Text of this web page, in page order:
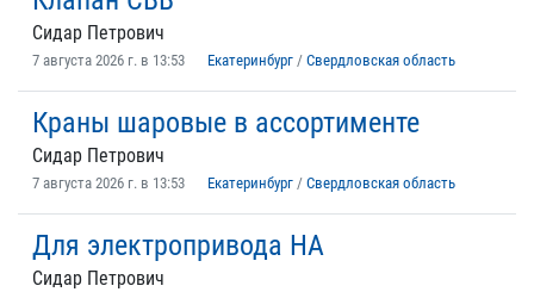
Сидар Петрович
7 августа 2026 г. в 13:53 Екатеринбург / Свердловская область
Краны шаровые в ассортименте
Сидар Петрович
7 августа 2026 г. в 13:53 Екатеринбург / Свердловская область
Для электропривода НА
Сидар Петрович